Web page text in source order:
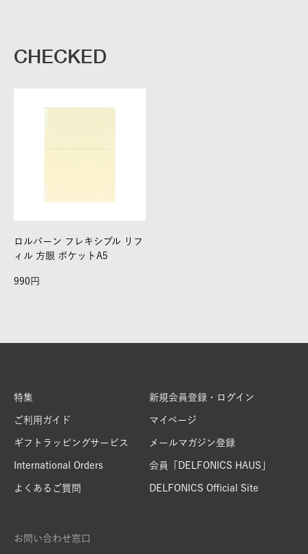
CHECKED
ロルバーン フレキシブル リフ
ィル 方眼 ポケットA5
990
特集
ご利用ガイド
ギフトラッピングサービス
International Orders
よくあるご質問
新規会員登録・ログイン
マイページ
メールマガジン登録
会員「DELFONICS HAUS」
DELFONICS Official Site
お問い合わせ窓口